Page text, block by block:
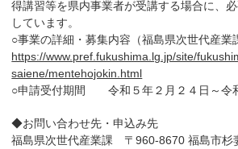
得講習等を県内事業者が受講する場合に、
しています。
○事業の詳細・募集内容（福島県次世代産業
https://www.pref.fukushima.lg.jp/site/
saiene/mentehojokin.html
○申請受付期間 令和５年２月２４日～令
◆お問い合わせ先・申込み先
福島県次世代産業課 〒960-8670 福島市杉